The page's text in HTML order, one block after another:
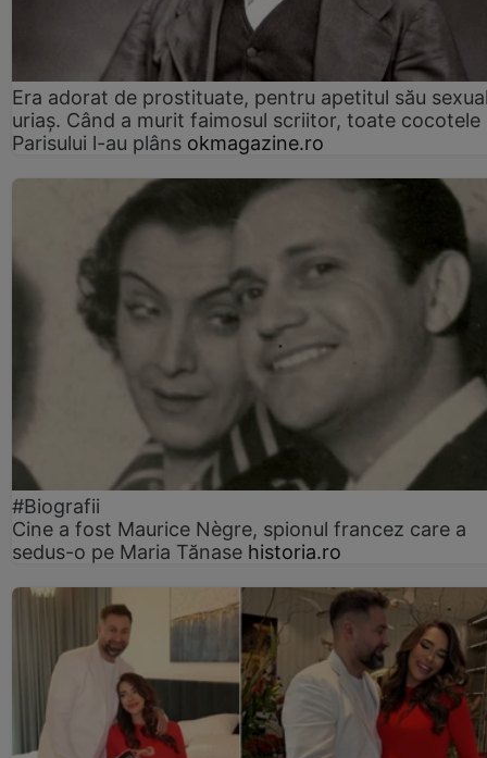
Era adorat de prostituate, pentru apetitul său
uriaș. Când a murit faimosul scriitor, toate cocotele
Parisului l-au plâns okmagazine.ro
#Biografii
Cine a fost Maurice Nègre, spionul francez care a
sedus-o pe Maria Tănase historia.ro